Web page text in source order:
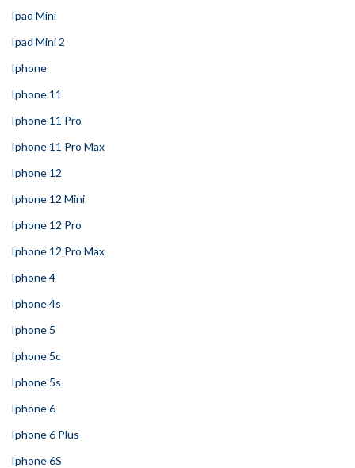
Ipad Mini
Ipad Mini 2
Iphone
Iphone 11
Iphone 11 Pro
Iphone 11 Pro Max
Iphone 12
Iphone 12 Mini
Iphone 12 Pro
Iphone 12 Pro Max
Iphone 4
Iphone 4s
Iphone 5
Iphone 5c
Iphone 5s
Iphone 6
Iphone 6 Plus
Iphone 6S